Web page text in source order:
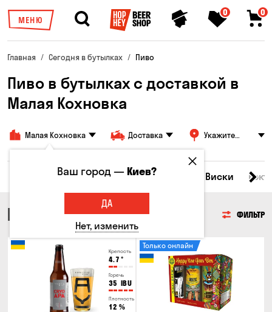
МЕНЮ
0 0
Главная Сегодня в бутылках Пиво
Пиво в бутылках с доставкой в
Малая Кохновка
Малая Кохновка Доставка
Укажите
Все товары Пиво Сидр Виски
ПИВО ФИЛЬТР
Крепость
4.7 °
Горечь
35 IBU
Плотность
12 %
Только онлайн
Ваш город —Киев?
ДА
Нет, изменить